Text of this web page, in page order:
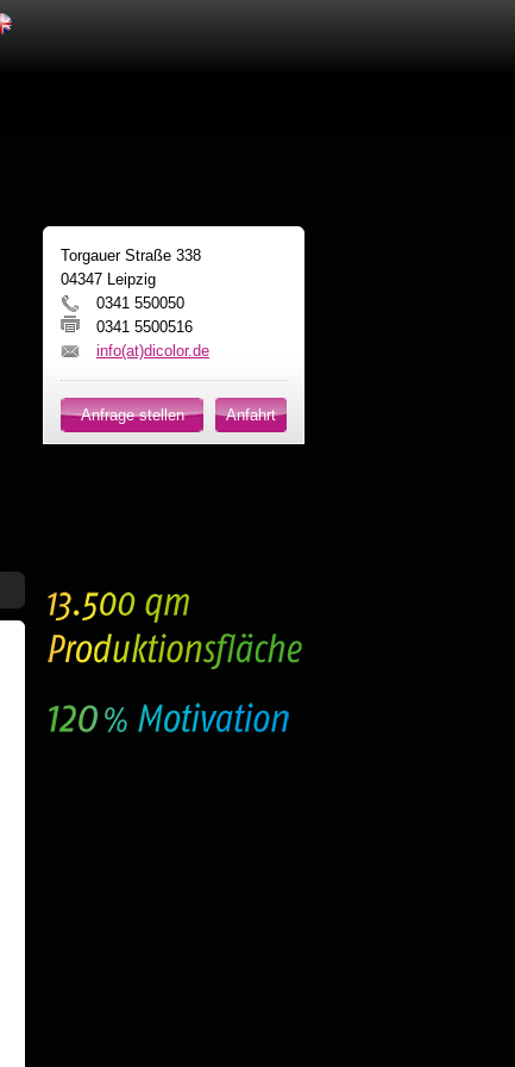
Torgauer Straße 338
04347 Leipzig
0341 550050
0341 5500516
info(at)dicolor.de
Anfrage stellen Anfahrt